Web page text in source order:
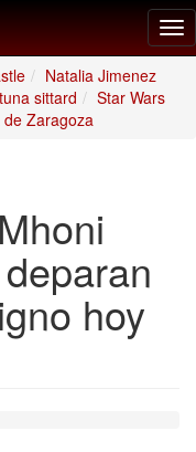
Natalia Jimenez
sittard
Star Wars
de Zaragoza
hoy